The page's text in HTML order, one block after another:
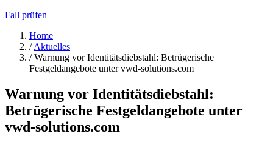
Fall prüfen
Home
/ Aktuelles
/ Warnung vor Identitätsdiebstahl: Betrügerische
Festgeldangebote unter vwd-solutions.com
Warnung vor Identitätsdiebstahl:
Betrügerische Festgeldangebote unter
vwd-solutions.com